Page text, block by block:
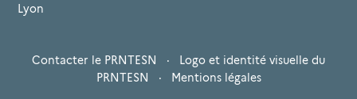
Lyon
Contacter le PRNTESN ·
Logo et identité visuelle du
PRNTESN
· Mentions légales